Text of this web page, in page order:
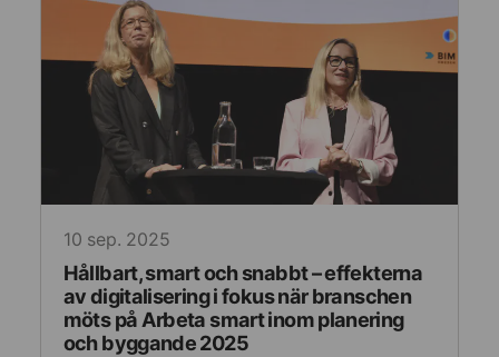
10 sep. 2025
Hållbart, smart och snabbt – effekterna
av digitalisering i fokus när branschen
möts på Arbeta smart inom planering
och byggande 2025
personlig
annonsmätning
Cookies
anpassade
annonser